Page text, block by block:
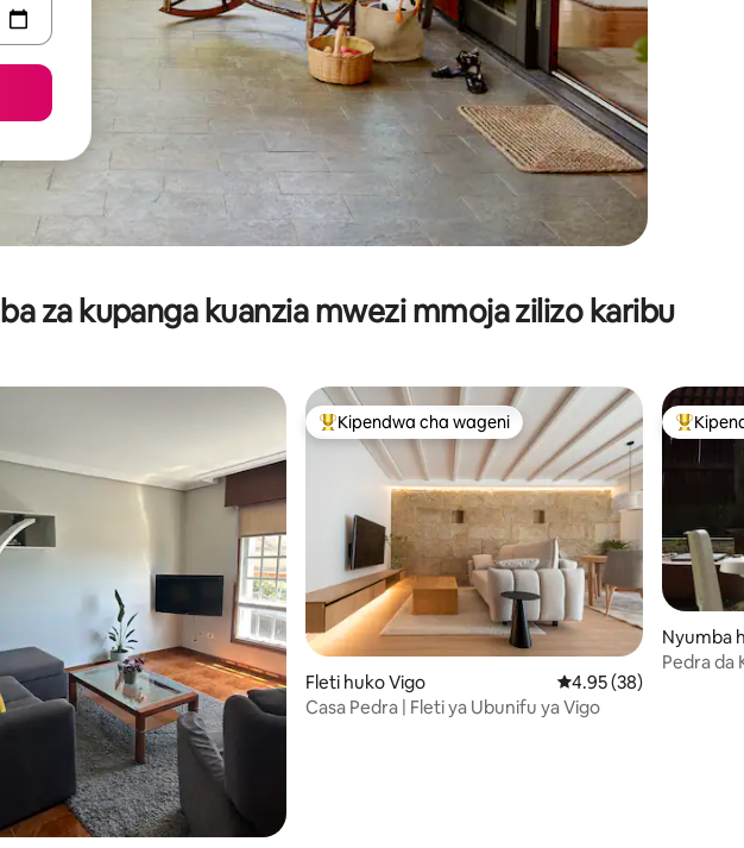
za kupanga kuanzia mwezi mmoja zilizo karibu
Kipendwa maarufu cha wageni
Kipendwa cha wageni
Fleti huko Vigo Ukadiriaji wa wastani
4.95 (38)
Casa Pedra | Fleti ya Ubunifu ya Vigo
Nyumba
Pedra da